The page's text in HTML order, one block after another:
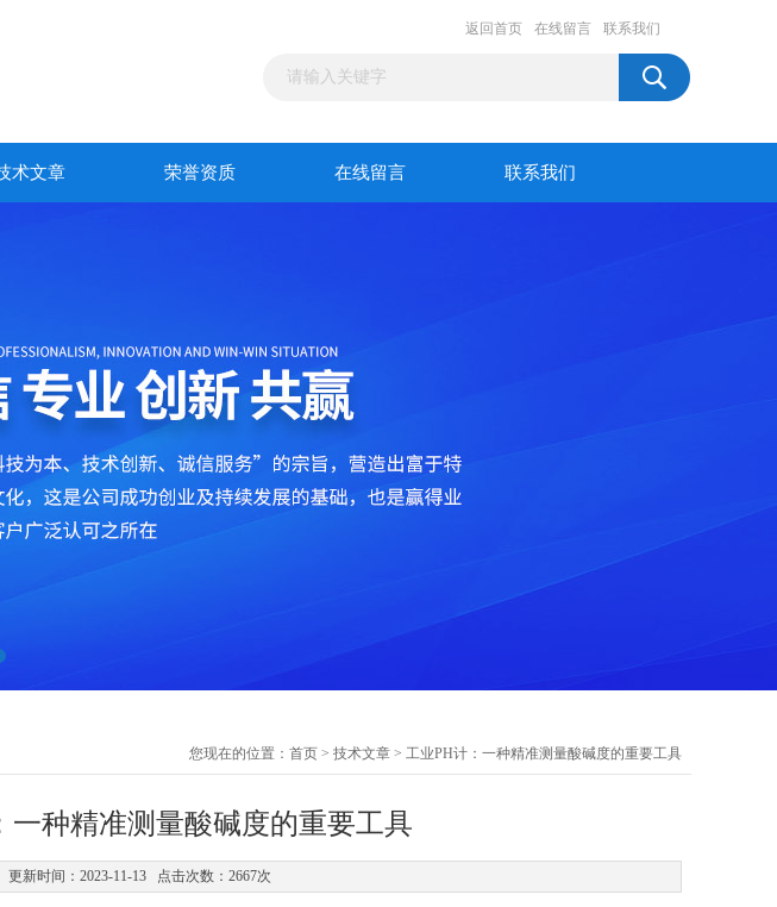
返回首页 在线留言 联系我们
术文章 荣誉资质 在线留言 联系我们
您现在的位置： 首页 > 技术文章 > 工业PH计：一种精准测量酸碱度的重要工具
一种精准测量酸碱度的重要工具
更新时间：2023-11-13 点击次数：2667次